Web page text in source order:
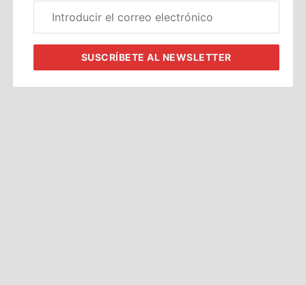
electrónico
SUSCRÍBETEAL NEWSLETTER